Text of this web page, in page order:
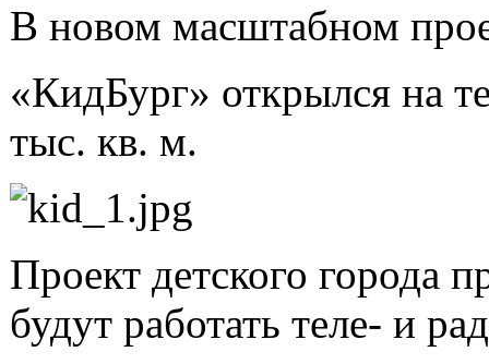
В новом масштабном
«КидБург» открылся на
тыс. кв. м.
Проект детского города
будут работать теле- и